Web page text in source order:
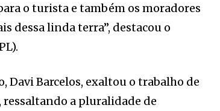
o turista e também os moradores
dessa linda terra”, destacou o
Davi Barcelos, exaltou o trabalho de
a pluralidade de